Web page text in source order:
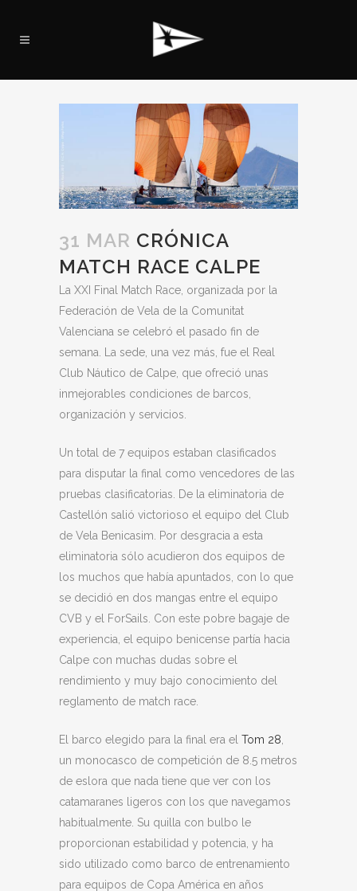
31 MAR CRÓNICA
MATCH RACE CALPE
La XXI Final Match Race, organizada por la
Federación de Vela de la Comunitat
Valenciana se celebró el pasado fin de
semana. La sede, una vez más, fue el Real
Club Náutico de Calpe, que ofreció unas
inmejorables condiciones de barcos,
organización y servicios.
Un total de 7 equipos estaban clasificados
para disputar la final como vencedores de las
pruebas clasificatorias. De la eliminatoria de
Castellón salió victorioso el equipo del Club
de Vela Benicasim. Por desgracia a esta
eliminatoria sólo acudieron dos equipos de
los muchos que había apuntados, con lo que
se decidió en dos mangas entre el equipo
CVB y el ForSails. Con este pobre bagaje de
experiencia, el equipo benicense partía hacia
Calpe con muchas dudas sobre el
rendimiento y muy bajo conocimiento del
reglamento de match race.
El barco elegido para la final era el Tom 28,
un monocasco de competición de 8.5 metros
de eslora que nada tiene que ver con los
catamaranes ligeros con los que navegamos
habitualmente. Su quilla con bulbo le
proporcionan estabilidad y potencia, y ha
sido utilizado como barco de entrenamiento
para equipos de Copa América en años